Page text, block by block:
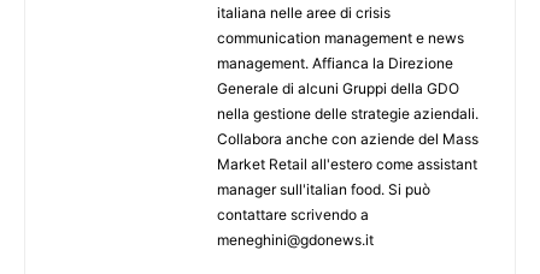
italiana nelle aree di crisis
communication management e news
management. Affianca la Direzione
Generale di alcuni Gruppi della GDO
nella gestione delle strategie aziendali.
Collabora anche con aziende del Mass
Market Retail all'estero come assistant
manager sull'italian food. Si può
contattare scrivendo a
meneghini@gdonews.it